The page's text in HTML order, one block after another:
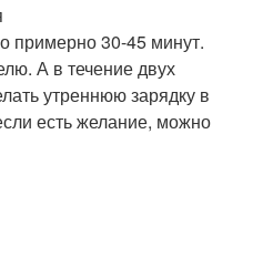
примерно 30-45 минут.
А в течение двух
утреннюю зарядку в
есть желание, можно